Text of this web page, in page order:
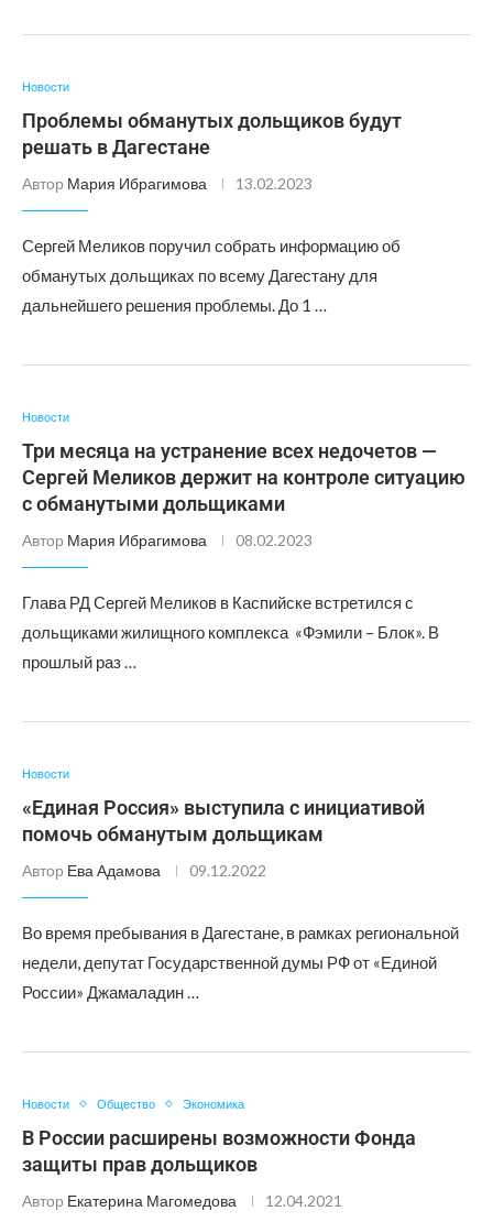
Новости
Проблемы обманутых дольщиков будут
решать в Дагестане
Автор Мария Ибрагимова 13.02.2023
Сергей Меликов поручил собрать информацию об
обманутых дольщиках по всему Дагестану для
дальнейшего решения проблемы. До 1 …
Новости
Три месяца на устранение всех недочетов —
Сергей Меликов держит на контроле ситуацию
с обманутыми дольщиками
Автор Мария Ибрагимова 08.02.2023
Глава РД Сергей Меликов в Каспийске встретился с
дольщиками жилищного комплекса «Фэмили – Блок». В
прошлый раз …
Новости
«Единая Россия» выступила с инициативой
помочь обманутым дольщикам
Автор Ева Адамова 09.12.2022
Во время пребывания в Дагестане, в рамках региональной
недели, депутат Государственной думы РФ от «Единой
России» Джамаладин …
Новости Общество Экономика
В России расширены возможности Фонда
защиты прав дольщиков
Автор Екатерина Магомедова 12.04.2021